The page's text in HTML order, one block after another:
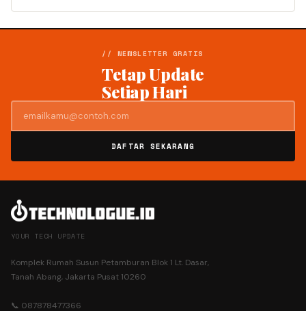
// NEWSLETTER GRATIS
Tetap Update
Setiap Hari
DAFTAR SEKARANG
YOUR TECH UPDATE
Komplek Rumah Susun Petamburan Blok 1 Lt. Dasar,
Tanah Abang, Jakarta Pusat 10260
📞 087878477366